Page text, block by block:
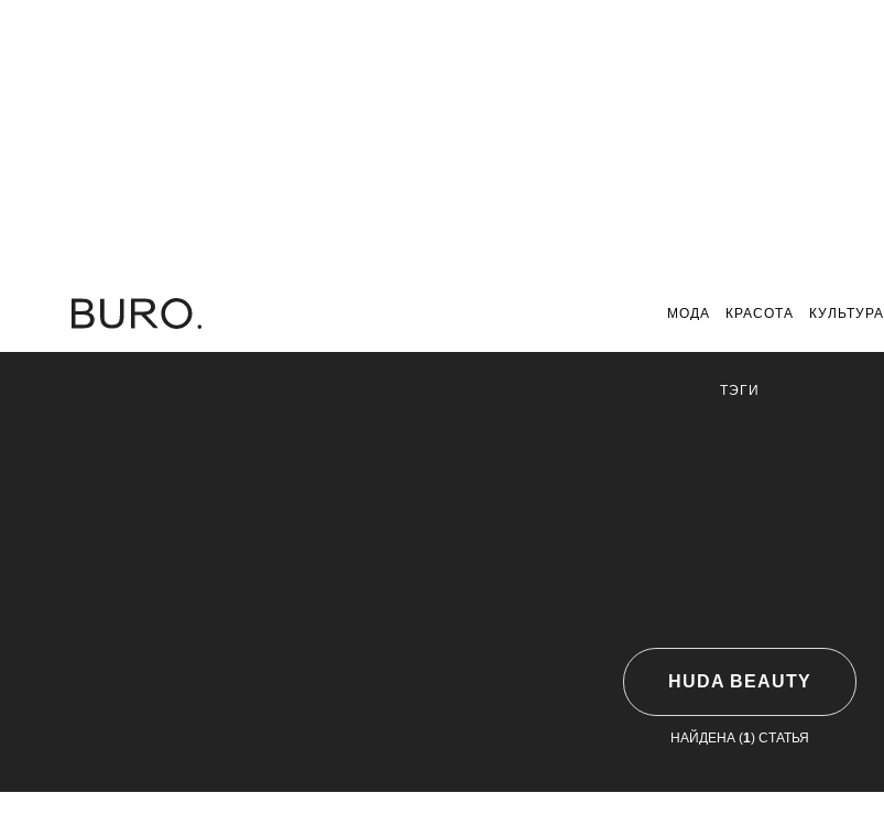
МОДА КРАСОТА КУЛЬТУРА
ТЭГИ
HUDA BEAUTY
НАЙДЕНА (1) СТАТЬЯ